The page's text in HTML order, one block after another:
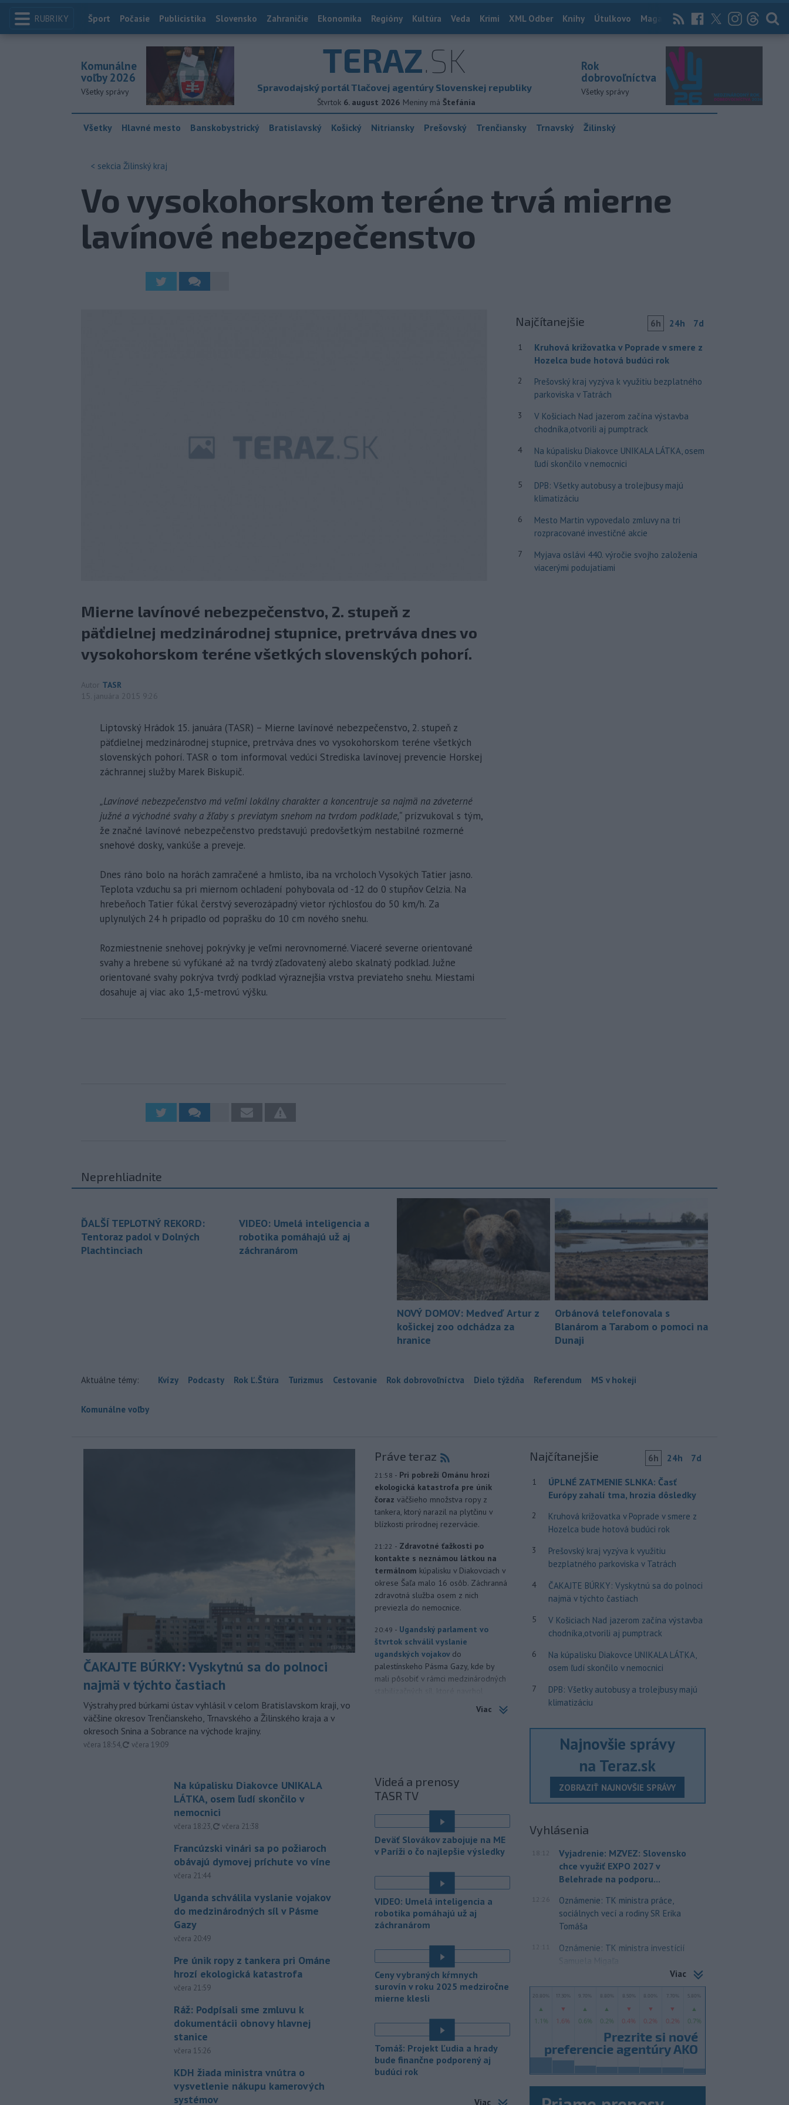
RUBRIKY Index
Šport Počasie Publicistika Slovensko Zahraničie Ekonomika Regióny Kultúra Veda Krimi XML Odber Knihy Útulkovo Magazín News Now Archív
TERAZ.SK
Spravodajský portál Tlačovej agentúry Slovenskej republiky
Štvrtok 6. august 2026 Meniny má Štefánia
Komunálne
voľby 2026
Všetky správy
Rok
dobrovoľníctva
Všetky správy
Všetky Hlavné mesto Banskobystrický Bratislavský Košický Nitriansky Prešovský Trenčiansky Trnavský Žilinský
< sekcia Žilinský kraj
Vo vysokohorskom teréne trvá mierne
lavínové nebezpečenstvo
Mierne lavínové nebezpečenstvo, 2. stupeň z
päťdielnej medzinárodnej stupnice, pretrváva dnes vo
vysokohorskom teréne všetkých slovenských pohorí.
Autor TASR
15. januára 2015 9:26
Liptovský Hrádok 15. januára (TASR) – Mierne lavínové nebezpečenstvo, 2. stupeň z
päťdielnej medzinárodnej stupnice, pretrváva dnes vo vysokohorskom teréne všetkých
slovenských pohorí. TASR o tom informoval vedúci Strediska lavínovej prevencie Horskej
záchrannej služby Marek Biskupič.
„Lavínové nebezpečenstvo má veľmi lokálny charakter a koncentruje sa najmä na záveterné
južné a východné svahy a žľaby s previatym snehom na tvrdom podklade,“ prízvukoval s tým,
že značné lavínové nebezpečenstvo predstavujú predovšetkým nestabilné rozmerné
snehové dosky, vankúše a preveje.
Dnes ráno bolo na horách zamračené a hmlisto, iba na vrcholoch Vysokých Tatier jasno.
Teplota vzduchu sa pri miernom ochladení pohybovala od -12 do 0 stupňov Celzia. Na
hrebeňoch Tatier fúkal čerstvý severozápadný vietor rýchlosťou do 50 km/h. Za
uplynulých 24 h pripadlo od poprašku do 10 cm nového snehu.
Rozmiestnenie snehovej pokrývky je veľmi nerovnomerné. Viaceré severne orientované
svahy a hrebene sú vyfúkané až na tvrdý zľadovatený alebo skalnatý podklad. Južne
orientované svahy pokrýva tvrdý podklad výraznejšia vrstva previateho snehu. Miestami
dosahuje aj viac ako 1,5-metrovú výšku.
Najčítanejšie 6h 24h 7d
1
Kruhová križovatka v Poprade v smere z
Hozelca bude hotová budúci rok
2
Prešovský kraj vyzýva k využitiu bezplatného
parkoviska v Tatrách
3
V Košiciach Nad jazerom začína výstavba
chodníka,otvorili aj pumptrack
4
Na kúpalisku Diakovce UNIKALA LÁTKA, osem
ľudí skončilo v nemocnici
5
DPB: Všetky autobusy a trolejbusy majú
klimatizáciu
6
Mesto Martin vypovedalo zmluvy na tri
rozpracované investičné akcie
7
Myjava oslávi 440. výročie svojho založenia
viacerými podujatiami
Neprehliadnite
ĎALŠÍ TEPLOTNÝ REKORD:
Tentoraz padol v Dolných
Plachtinciach
VIDEO: Umelá inteligencia a
robotika pomáhajú už aj
záchranárom
NOVÝ DOMOV: Medveď Artur z
košickej zoo odchádza za
hranice
Orbánová telefonovala s
Blanárom a Tarabom o pomoci na
Dunaji
Aktuálne témy: Kvízy Podcasty Rok Ľ.Štúra Turizmus Cestovanie Rok dobrovoľníctva Dielo týždňa Referendum MS v hokeji
Komunálne voľby
ČAKAJTE BÚRKY: Vyskytnú sa do polnoci
najmä v týchto častiach
Výstrahy pred búrkami ústav vyhlásil v celom Bratislavskom kraji, vo
väčšine okresov Trenčianskeho, Trnavského a Žilinského kraja a v
okresoch Snina a Sobrance na východe krajiny.
včera 18:54, aktualizované
včera 19:09
Na kúpalisku Diakovce UNIKALA
LÁTKA, osem ľudí skončilo v
nemocnici
včera 18:23, aktualizované
včera 21:38
Francúzski vinári sa po požiaroch
obávajú dymovej príchute vo víne
včera 21:44
Uganda schválila vyslanie vojakov
do medzinárodných síl v Pásme
Gazy
včera 20:49
Pre únik ropy z tankera pri Ománe
hrozí ekologická katastrofa
včera 21:59
Ráž: Podpísali sme zmluvu k
dokumentácii obnovy hlavnej
stanice
včera 15:26
KDH žiada ministra vnútra o
vysvetlenie nákupu kamerových
systémov
Práve teraz
21:58 - Pri pobreží Ománu hrozí
ekologická katastrofa pre únik
čoraz väčšieho množstva ropy z
tankera, ktorý narazil na plytčinu v
blízkosti prírodnej rezervácie.
21:22 - Zdravotné ťažkosti po
kontakte s neznámou látkou na
termálnom kúpalisku v Diakovciach v
okrese Šaľa malo 16 osôb. Záchranná
zdravotná služba osem z nich
previezla do nemocnice.
20:49 - Ugandský parlament vo
štvrtok schválil vyslanie
ugandských vojakov do
palestínskeho Pásma Gazy, kde by
mali pôsobiť v rámci medzinárodných
po jeho neúspešnom pláne.
Vo štvrtok do polnoci treba
najmä na západe a severozápade
Slovenska počítať s búrkami.
Slovenský hydrometeorologický ústav
(SHMÚ) vydal výstrahy prvého stupňa.
Platia aj v okresoch Snina a Sobrance.
18:19 - Polícia v súčinnosti s ďalšími
záchrannými zložkami zasahuje
termálnom kúpalisku v Diakovciach.
Bratislave, Komárne a Štúrove v
prvom polroku 2026 zaznamenali
spolu 1827 pristátí osobných
kajutových a výletných plavidiel.
amerického Senátu vo štvrtok
označil lekára Anthonyho Fauciho za
osobu brániacu vyšetrovacím
právomociam Kongresu.
Viac
Videá a prenosy
TASR TV
Deväť Slovákov zabojuje na ME
v Paríži o čo najlepšie výsledky
VIDEO: Umelá inteligencia a
robotika pomáhajú už aj
záchranárom
Ceny vybraných kŕmnych
surovín v roku 2025 medziročne
mierne klesli
Tomáš: Projekt Ľudia a hrady
bude finančne podporený aj
budúci rok
Viac
Najčítanejšie 6h 24h 7d
1
ÚPLNÉ ZATMENIE SLNKA: Časť
Európy zahalí tma, hrozia dôsledky
2
Kruhová križovatka v Poprade v smere z
Hozelca bude hotová budúci rok
3
Prešovský kraj vyzýva k využitiu
bezplatného parkoviska v Tatrách
4
ČAKAJTE BÚRKY: Vyskytnú sa do polnoci
najmä v týchto častiach
5
V Košiciach Nad jazerom začína výstavba
chodníka,otvorili aj pumptrack
6
Na kúpalisku Diakovce UNIKALA LÁTKA,
osem ľudí skončilo v nemocnici
7
DPB: Všetky autobusy a trolejbusy majú
klimatizáciu
Najnovšie správy
na Teraz.sk
ZOBRAZIŤ NAJNOVŠIE SPRÁVY
Vyhlásenia
18:12
Vyjadrenie: MZVEZ: Slovensko
chce využiť EXPO 2027 v
Belehrade na podporu...
12:26
Oznámenie: TK ministra práce,
sociálnych vecí a rodiny SR Erika
Tomáša
Oznámenie: TK ministra investícií
Samuela Migaľa
Viac